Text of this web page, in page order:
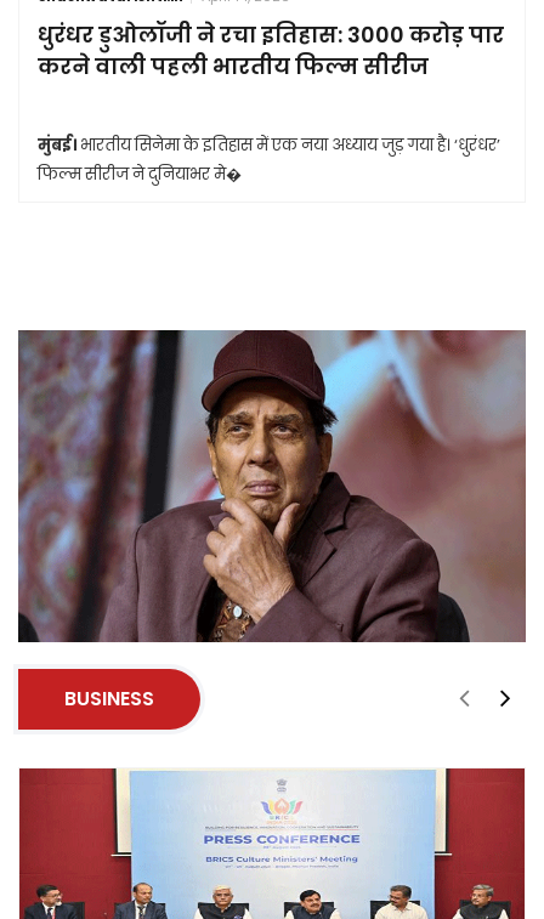
धुरंधर डुओलॉजी ने रचा इतिहास: 3000 करोड़ पार
करने वाली पहली भारतीय फिल्म सीरीज
मुंबई। भारतीय सिनेमा के इतिहास में एक नया अध्याय जुड़ गया है। ‘धुरंधर’
फिल्म सीरीज ने दुनियाभर मे�
BUSINESS